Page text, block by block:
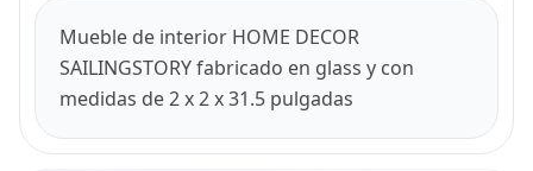
Mueble de interior HOME DECOR
SAILINGSTORY fabricado en glass y con
medidas de 2 x 2 x 31.5 pulgadas